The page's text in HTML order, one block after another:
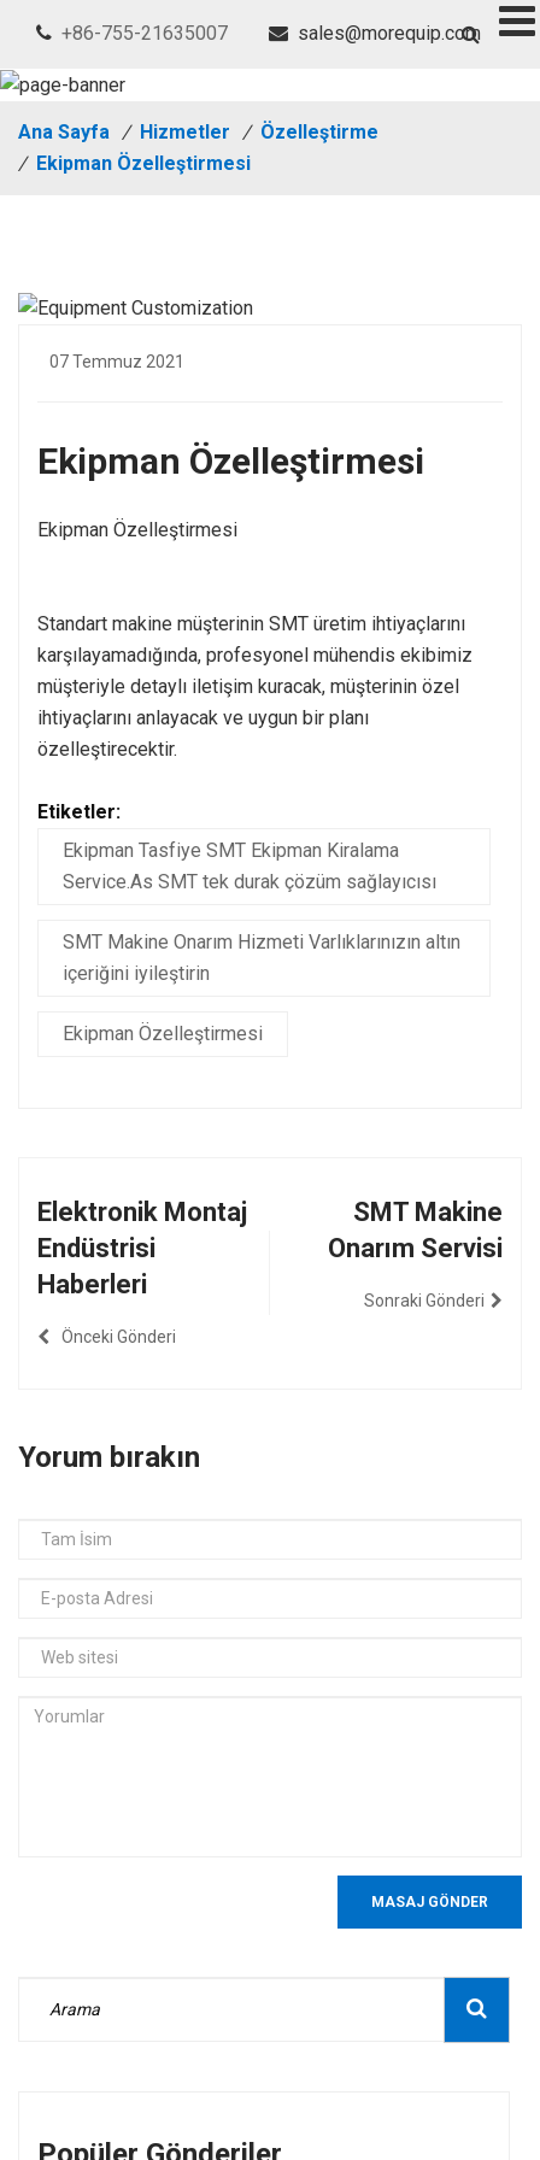
+86-755-21635007 sales@morequip.com
Ana Sayfa / Hizmetler / Özelleştirme
/ Ekipman Özelleştirmesi
07 Temmuz 2021
Ekipman Özelleştirmesi
Ekipman Özelleştirmesi
Standart makine müşterinin SMT üretim ihtiyaçlarını
karşılayamadığında, profesyonel mühendis ekibimiz
müşteriyle detaylı iletişim kuracak, müşterinin özel
ihtiyaçlarını anlayacak ve uygun bir planı
özelleştirecektir.
Etiketler:
Ekipman Tasfiye SMT Ekipman Kiralama
Service.As SMT tek durak çözüm sağlayıcısı
SMT Makine Onarım Hizmeti Varlıklarınızın altın
içeriğini iyileştirin
Ekipman Özelleştirmesi
Elektronik Montaj
Endüstrisi
Haberleri
Önceki Gönderi
SMT Makine
Onarım Servisi
Sonraki Gönderi
Yorum bırakın
MASAJ GÖNDER